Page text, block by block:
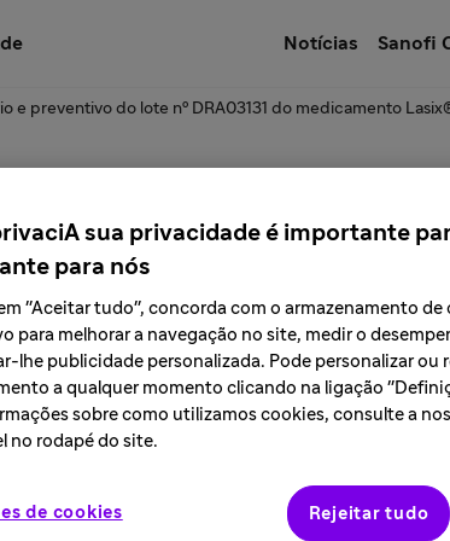
Notícias Sanofi
e preventivo do lote nº DRA03131 do medicamento
a reativação
do
sódica
sua privacidade é importante
para nós
"Aceitar tudo", concorda com o armazenamento de
para melhorar a navegação no site, medir o
lhe publicidade personalizada. Pode personalizar ou
a qualquer momento clicando na ligação
sobre como utilizamos cookies, consulte a
no rodapé do site.
de cookies Rejeitar tudo